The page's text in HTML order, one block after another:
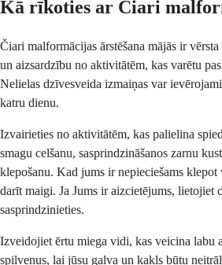
Kā rīkoties ar Čiari
Čiari malformācijas ārstēšana mājās ir
un aizsardzību no aktivitātēm, kas varētu
Nelielas dzīvesveida izmaiņas var
katru dienu.
Izvairieties no aktivitātēm, kas palielina
smagu celšanu, sasprindzināšanos zarnu
klepošanu. Kad jums ir nepieciešams
darīt maigi. Ja Jums ir aizcietējums, lietojiet
sasprindzinieties.
Izveidojiet ērtu miega vidi, kas veicina labu
spilvenus, lai jūsu galva un kakls būtu